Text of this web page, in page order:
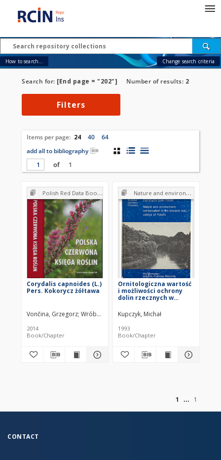
How to search... Change search criteria
Search for: [End page = "202"] Number of results: 2
Filters
Items per page: 24 40
64
add all to bibliography
of
1
Polish Red Data Book of Plants : Pteridophytes and flowering plants
Corydalis capnoides (L.)
Pers. Kokorycz żółtawa
Vončina, Grzegorz Wróbel, Iwona
2014
Book/Chapter
Nature and environment conservation in the lowland river valleys of Poland
Ornitologiczna wartość
i możliwości ochrony
dolin rzecznych w
Kupczyk, Michał
1993
Book/Chapter
1
1
CONTACT